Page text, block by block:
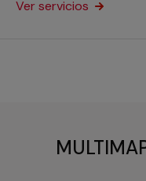
Ver servicios